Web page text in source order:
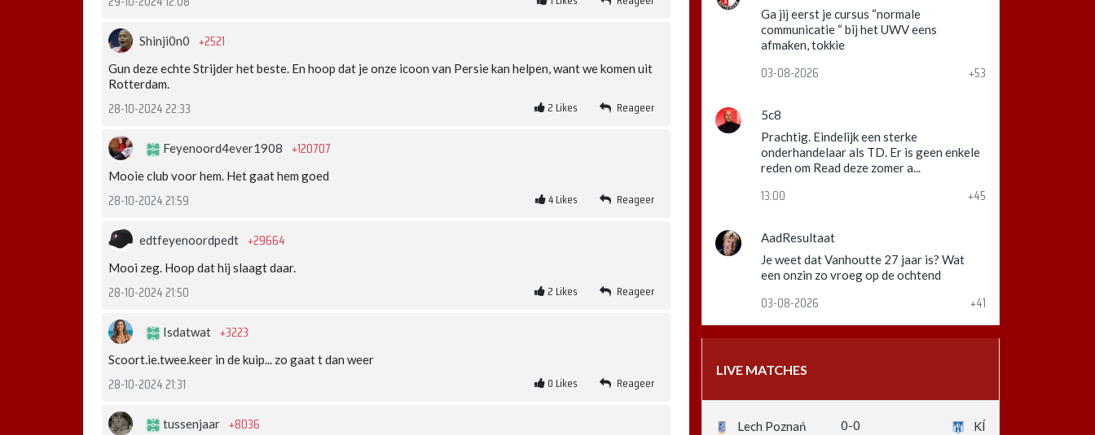
Shinji0n0 +2521
Gun deze echte Strijder het beste. En hoop dat je onze icoon van Persie kan helpen, want we komen uit
Rotterdam.
28-10-2024 22:33 2 Likes Reageer
Feyenoord4ever1908 +120707
Mooie club voor hem. Het gaat hem goed
28-10-2024 21:59 4Likes Reageer
edtfeyenoordpedt +29664
Mooi zeg. Hoop dat hij slaagt daar.
28-10-2024 21:50 2 Likes Reageer
Isdatwat +3223
Scoort.ie.twee.keer in de kuip... zo gaat t dan weer
28-10-2024 21:31 0 Likes Reageer
tussenjaar +8036
Ga jij eerst je cursus “normale
communicatie “ bij het UWV eens
afmaken, tokkie
03-08-2026 +53
5c8
Prachtig. Eindelijk een sterke
onderhandelaar als TD. Er is geen enkele
reden om Read deze zomer a...
13:00 +45
AadResultaat
Je weet dat Vanhoutte 27 jaar is? Wat
een onzin zo vroeg op de ochtend
03-08-2026 +41
LIVE MATCHES
Lech Poznań 0-0 KÍ